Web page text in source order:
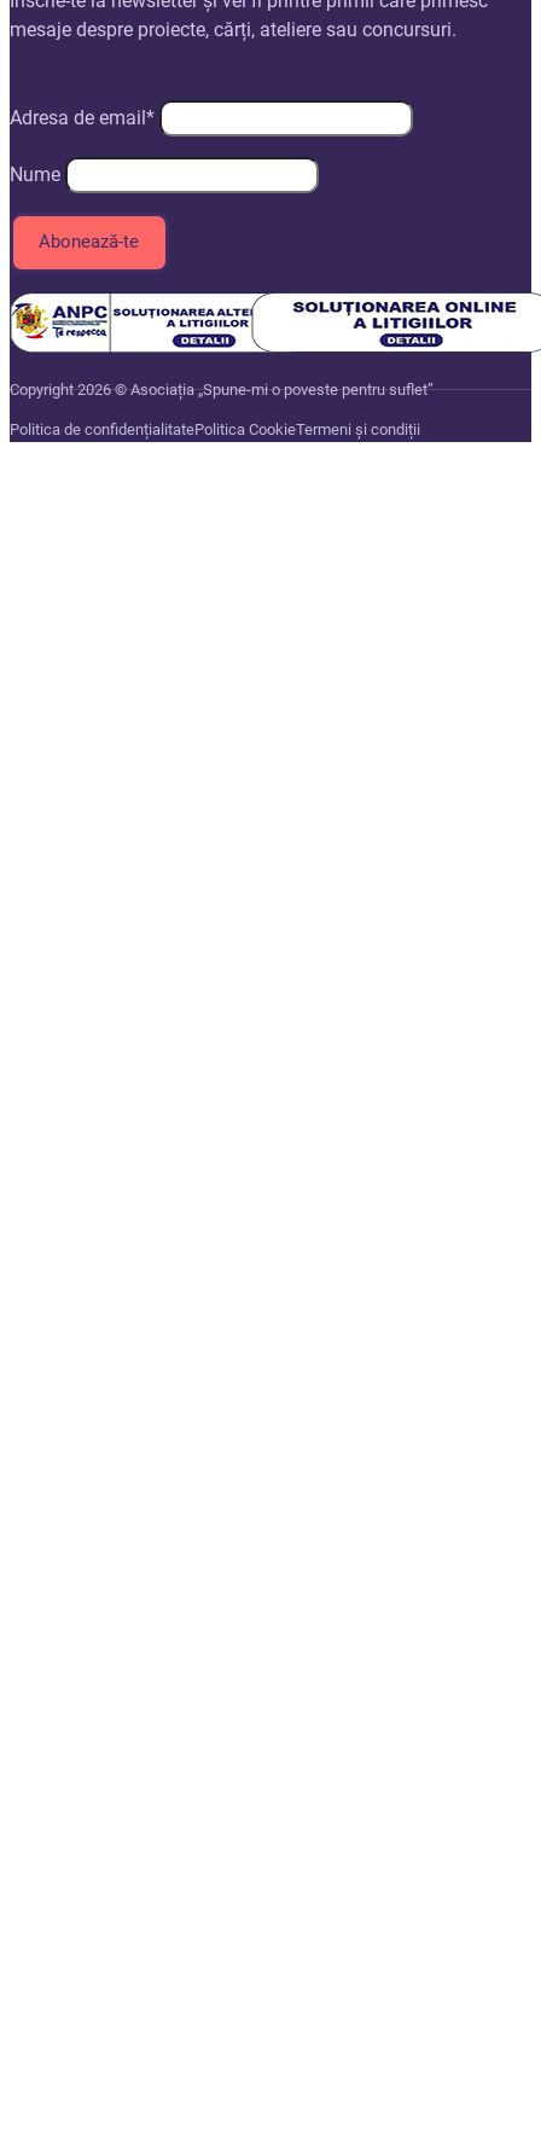
mesaje despre proiecte, cărți, ateliere sau concursuri.
Adresa de email*
Nume
Copyright 2026 © Asociația „Spune-mi o poveste pentru suflet”
Politica de confidențialitatePolitica CookieTermeni și condiții